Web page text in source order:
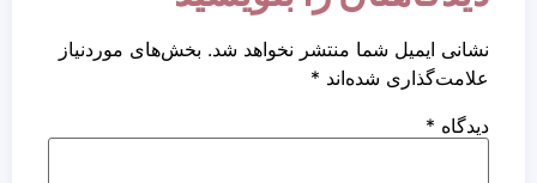
نشانی ایمیل شما منتشر نخواهد شد. بخش‌های موردنیاز
علامت‌گذاری شده‌اند *
دیدگاه *